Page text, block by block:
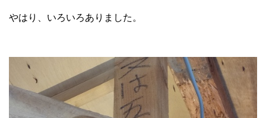
やはり、いろいろありました。